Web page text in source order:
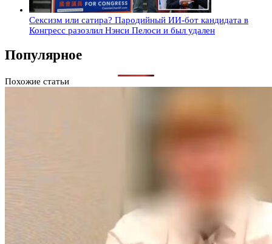
Сексизм или сатира? Пародийный ИИ-бот кандидата в
Конгресс разозлил Нэнси Пелоси и был удален
Популярное
Похожие статьи